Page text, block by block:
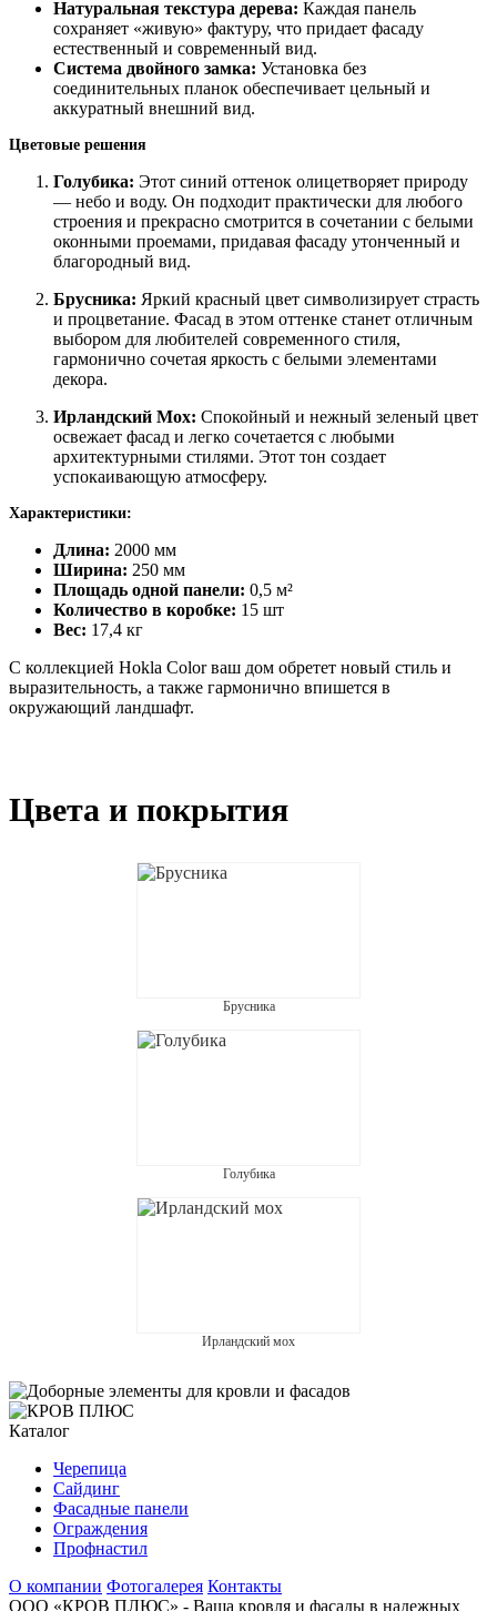
Натуральная текстура дерева: Каждая панель
сохраняет «живую» фактуру, что придает фасаду
естественный и современный вид.
Система двойного замка: Установка без
соединительных планок обеспечивает цельный и
аккуратный внешний вид.
Цветовые решения
Голубика: Этот синий оттенок олицетворяет природу
— небо и воду. Он подходит практически для любого
строения и прекрасно смотрится в сочетании с белыми
оконными проемами, придавая фасаду утонченный и
благородный вид.
Брусника: Яркий красный цвет символизирует страсть
и процветание. Фасад в этом оттенке станет отличным
выбором для любителей современного стиля,
гармонично сочетая яркость с белыми элементами
декора.
Ирландский Мох: Спокойный и нежный зеленый цвет
освежает фасад и легко сочетается с любыми
архитектурными стилями. Этот тон создает
успокаивающую атмосферу.
Характеристики:
Длина: 2000 мм
Ширина: 250 мм
Площадь одной панели: 0,5 м²
Количество в коробке: 15 шт
Вес: 17,4 кг
С коллекцией Hokla Color ваш дом обретет новый стиль и
выразительность, а также гармонично впишется в
окружающий ландшафт.
Цвета и покрытия
Брусника
Голубика
Ирландский мох
Каталог
Черепица
Сайдинг
Фасадные панели
Ограждения
Профнастил
О компании Фотогалерея Контакты
ООО «КРОВ ПЛЮС» - Ваша кровля и фасады в надежных